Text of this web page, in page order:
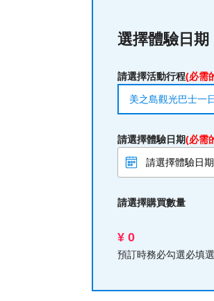
選擇體驗日期
請選擇活動行程(必需
美之島觀光巴士一
請選擇體驗日期(必需
請選擇購買數量
¥ 0
預訂時務必勾選必填